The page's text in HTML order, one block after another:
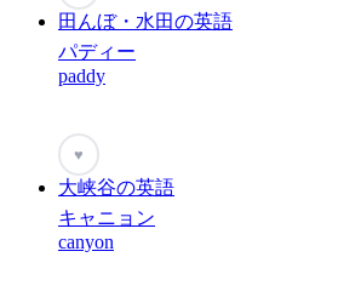
田んぼ・水田の英語
パディー
paddy
♥
大峡谷の英語
キャニョン
canyon